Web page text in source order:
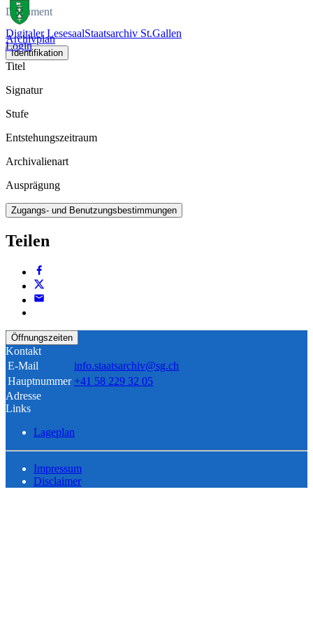
Digitaler LesesaalStaatsarchiv St.Gallen
Login
Dokument
Archivplan
Identifikation
Titel
Signatur
Stufe
Entstehungszeitraum
Archivalienart
Ausprägung
Zugangs- und Benutzungsbestimmungen
Teilen
Öffnungszeiten
Kontakt
E-Mail
info.staatsarchiv@sg.ch
Hauptnummer +41 58 229 32 05
Adresse
Links
Lageplan
Impressum
Disclaimer